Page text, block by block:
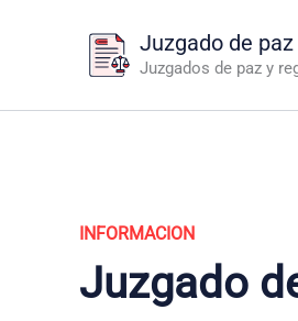
Juzgado de paz
Juzgados de paz y
INFORMACION
Juzgado